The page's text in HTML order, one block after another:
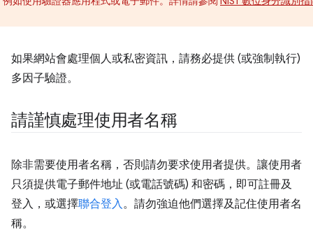
如果網站會處理個人或私密資訊，請務必提供 (或強制執行)
多因子驗證。
請謹慎處理使用者名稱
除非需要使用者名稱，否則請勿要求使用者提供。讓使用者
只須提供電子郵件地址 (或電話號碼) 和密碼，即可註冊及
登入，或選擇聯合登入。請勿強迫他們選擇及記住使用者名
稱。